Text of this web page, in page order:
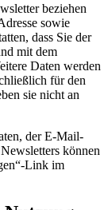
beziehen
sowie
dass Sie der
mit dem
Daten werden
für den
sie nicht an
der E-Mail-
können
Link im